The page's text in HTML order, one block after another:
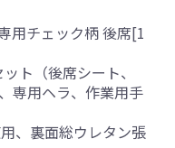
用チェック柄 後席[1
ト（後席シート、
専用ヘラ、作業用手
、裏面総ウレタン張